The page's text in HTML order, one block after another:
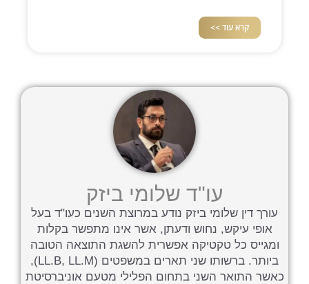
קרא עוד >>
עו"ד שלומי ביזק
עורך דין שלומי ביזק נודע במרוצת השנים כעו"ד בעל
אופי עיקש, נחוש ודעתן, אשר אינו מתפשר בקלות
ומגייס כל טקטיקה אפשרית להשגת התוצאה הטובה
ביותר. ברשותו שני תארים במשפטים (LL.B, LL.M),
כאשר התואר השני בתחום הפלילי מטעם אוניברסיטת